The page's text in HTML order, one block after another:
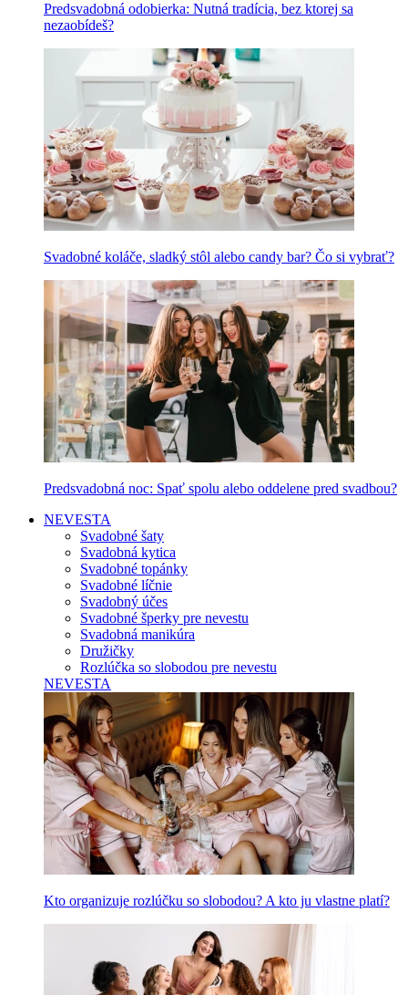
Predsvadobná odobierka: Nutná tradícia, bez ktorej sa
nezaobídeš?
Svadobné koláče, sladký stôl alebo candy bar? Čo si vybrať?
Predsvadobná noc: Spať spolu alebo oddelene pred svadbou?
NEVESTA
Svadobné šaty
Svadobná kytica
Svadobné topánky
Svadobné líčnie
Svadobný účes
Svadobné šperky pre nevestu
Svadobná manikúra
Družičky
Rozlúčka so slobodou pre nevestu
NEVESTA
Kto organizuje rozlúčku so slobodou? A kto ju vlastne platí?